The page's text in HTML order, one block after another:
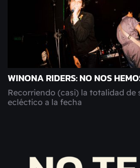
WINONA RIDERS: NO NOS
Recorriendo (casi) la totalidad de
ecléctico a la fecha